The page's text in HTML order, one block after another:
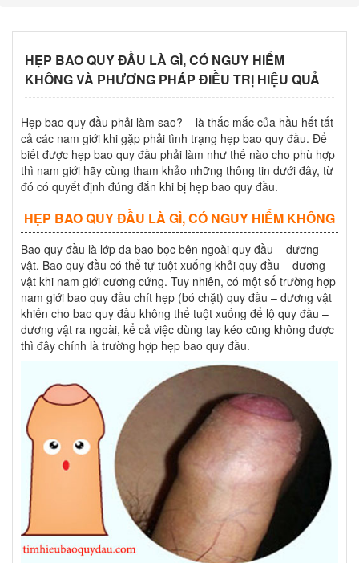
HẸP BAO QUY ĐẦU LÀ GÌ, CÓ NGUY HIỂM
KHÔNG VÀ PHƯƠNG PHÁP ĐIỀU TRỊ HIỆU QUẢ
Hẹp bao quy đầu phải làm sao? – là thắc mắc của hầu hết tất
cả các nam giới khi gặp phải tình trạng hẹp bao quy đầu. Để
biết được hẹp bao quy đầu phải làm như thế nào cho phù hợp
thì nam giới hãy cùng tham khảo những thông tin dưới đây, từ
đó có quyết định đúng đắn khi bị hẹp bao quy đầu.
HẸP BAO QUY ĐẦU LÀ GÌ, CÓ NGUY HIỂM KHÔNG
Bao quy đầu là lớp da bao bọc bên ngoài quy đầu – dương
vật. Bao quy đầu có thể tự tuột xuống khỏi quy đầu – dương
vật khi nam giới cương cứng. Tuy nhiên, có một số trường hợp
nam giới bao quy đầu chít hẹp (bó chặt) quy đầu – dương vật
khiến cho bao quy đầu không thể tuột xuống để lộ quy đầu –
dương vật ra ngoài, kể cả việc dùng tay kéo cũng không được
thì đây chính là trường hợp hẹp bao quy đầu.